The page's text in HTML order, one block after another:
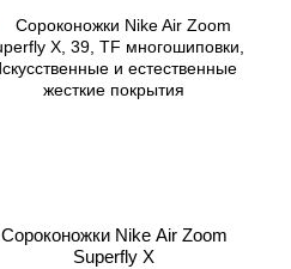
Сороконожки Nike Air Zoom
Superfly X